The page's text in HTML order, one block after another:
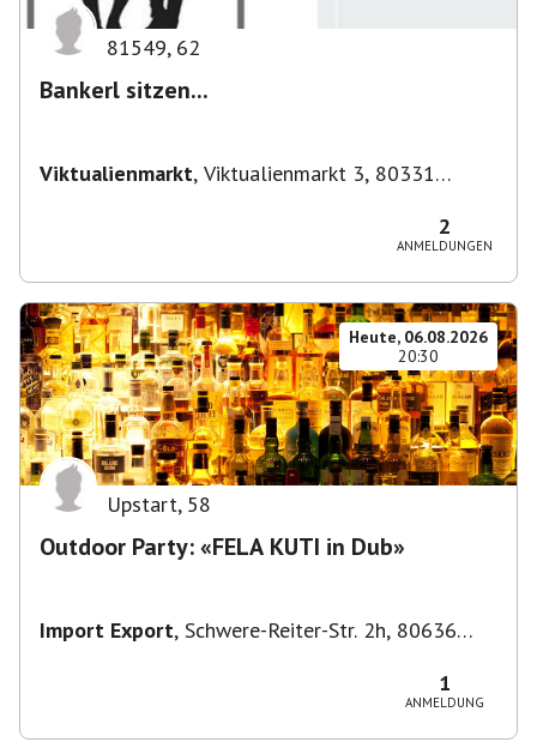
81549, 62
Bankerl sitzen...
Viktualienmarkt, Viktualienmarkt 3, 80331
2
ANMELDUNGEN
Heute, 06.08.2026
20:30
Upstart, 58
Outdoor Party: «FELA KUTI in Dub»
Import Export, Schwere-Reiter-Str. 2h, 80636
1
ANMELDUNG